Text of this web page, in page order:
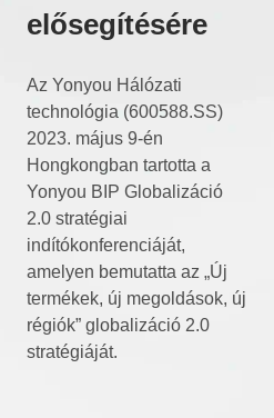
elősegítésére
Az Yonyou Hálózati
technológia (600588.SS)
2023. május 9-én
Hongkongban tartotta a
Yonyou BIP Globalizáció
2.0 stratégiai
indítókonferenciáját,
amelyen bemutatta az „Új
termékek, új megoldások, új
régiók” globalizáció 2.0
stratégiáját.